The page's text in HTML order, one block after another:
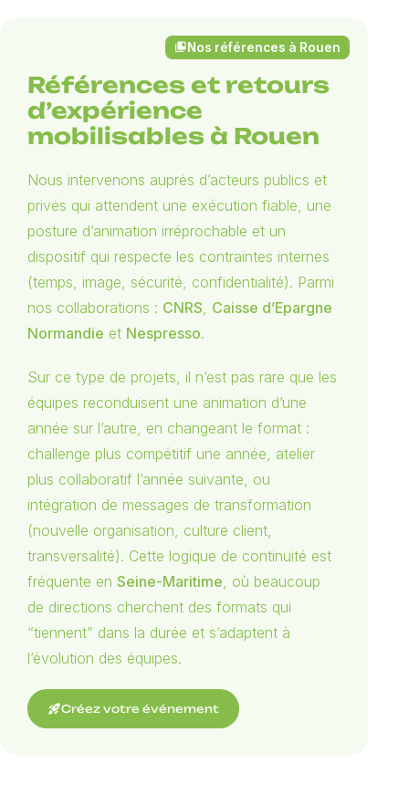
Références et retours
d’expérience
mobilisables à Rouen
Nous intervenons auprès d’acteurs publics et
privés qui attendent une exécution fiable, une
posture d’animation irréprochable et un
dispositif qui respecte les contraintes internes
(temps, image, sécurité, confidentialité). Parmi
nos collaborations : CNRS Caisse d’Epargne
Normandie et Nespresso.
Sur ce type de projets, il n’est pas rare que les
équipes reconduisent une animation d’une
année sur l’autre, en changeant le format :
challenge plus compétitif une année, atelier
plus collaboratif l’année suivante, ou
intégration de messages de transformation
(nouvelle organisation, culture client,
transversalité). Cette logique de continuité est
fréquente en Seine-Maritime , où beaucoup
de directions cherchent des formats qui
“tiennent” dans la durée et s’adaptent à
l’évolution des équipes.
collections_bookmarkNos références à Rouen
rocket_launchCréez votre événement